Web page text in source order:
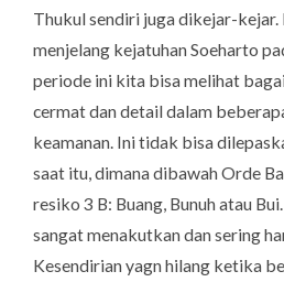
Thukul sendiri juga dikejar-
menjelang kejatuhan Soeharto
periode ini kita bisa melihat
cermat dan detail dalam
keamanan. Ini tidak bisa
saat itu, dimana dibawah Orde
resiko 3 B: Buang, Bunuh atau
sangat menakutkan dan sering
Kesendirian yagn hilang ketika